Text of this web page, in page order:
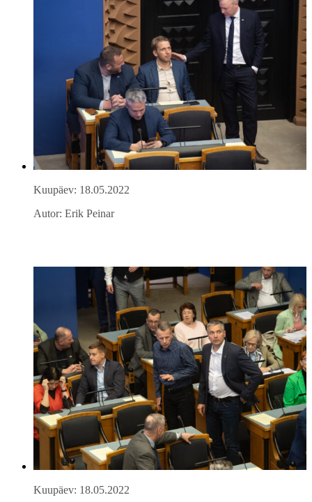
Kuupäev: 18.05.2022
Autor: Erik Peinar
Kuupäev: 18.05.2022